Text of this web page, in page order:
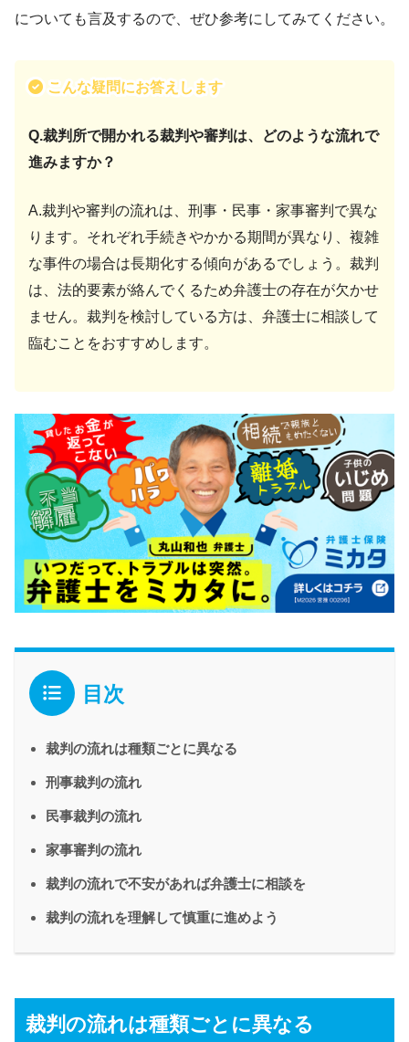
についても言及するので、ぜひ参考にしてみてください。
こんな疑問にお答えします
Q.裁判所で開かれる裁判や審判は、どのような流れで
進みますか？
A.裁判や審判の流れは、刑事・民事・家事審判で異な
ります。それぞれ手続きやかかる期間が異なり、複雑
な事件の場合は長期化する傾向があるでしょう。裁判
は、法的要素が絡んでくるため弁護士の存在が欠かせ
ません。裁判を検討している方は、弁護士に相談して
臨むことをおすすめします。
目次
裁判の流れは種類ごとに異なる
刑事裁判の流れ
民事裁判の流れ
家事審判の流れ
裁判の流れで不安があれば弁護士に相談を
裁判の流れを理解して慎重に進めよう
裁判の流れは種類ごとに異なる